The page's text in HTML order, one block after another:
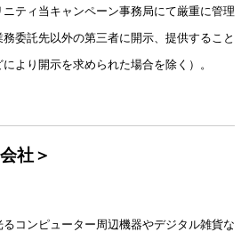
ティ当キャンペーン事務局にて厳重に管理
委託先以外の第三者に開示、提供すること
より開示を求められた場合を除く）。
社＞
るコンピューター周辺機器やデジタル雑貨な